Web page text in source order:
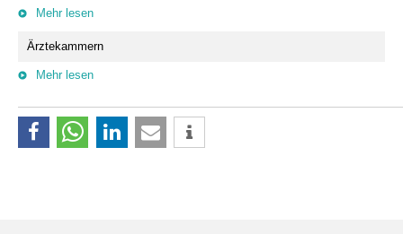
Mehr lesen
Ärztekammern
Mehr lesen